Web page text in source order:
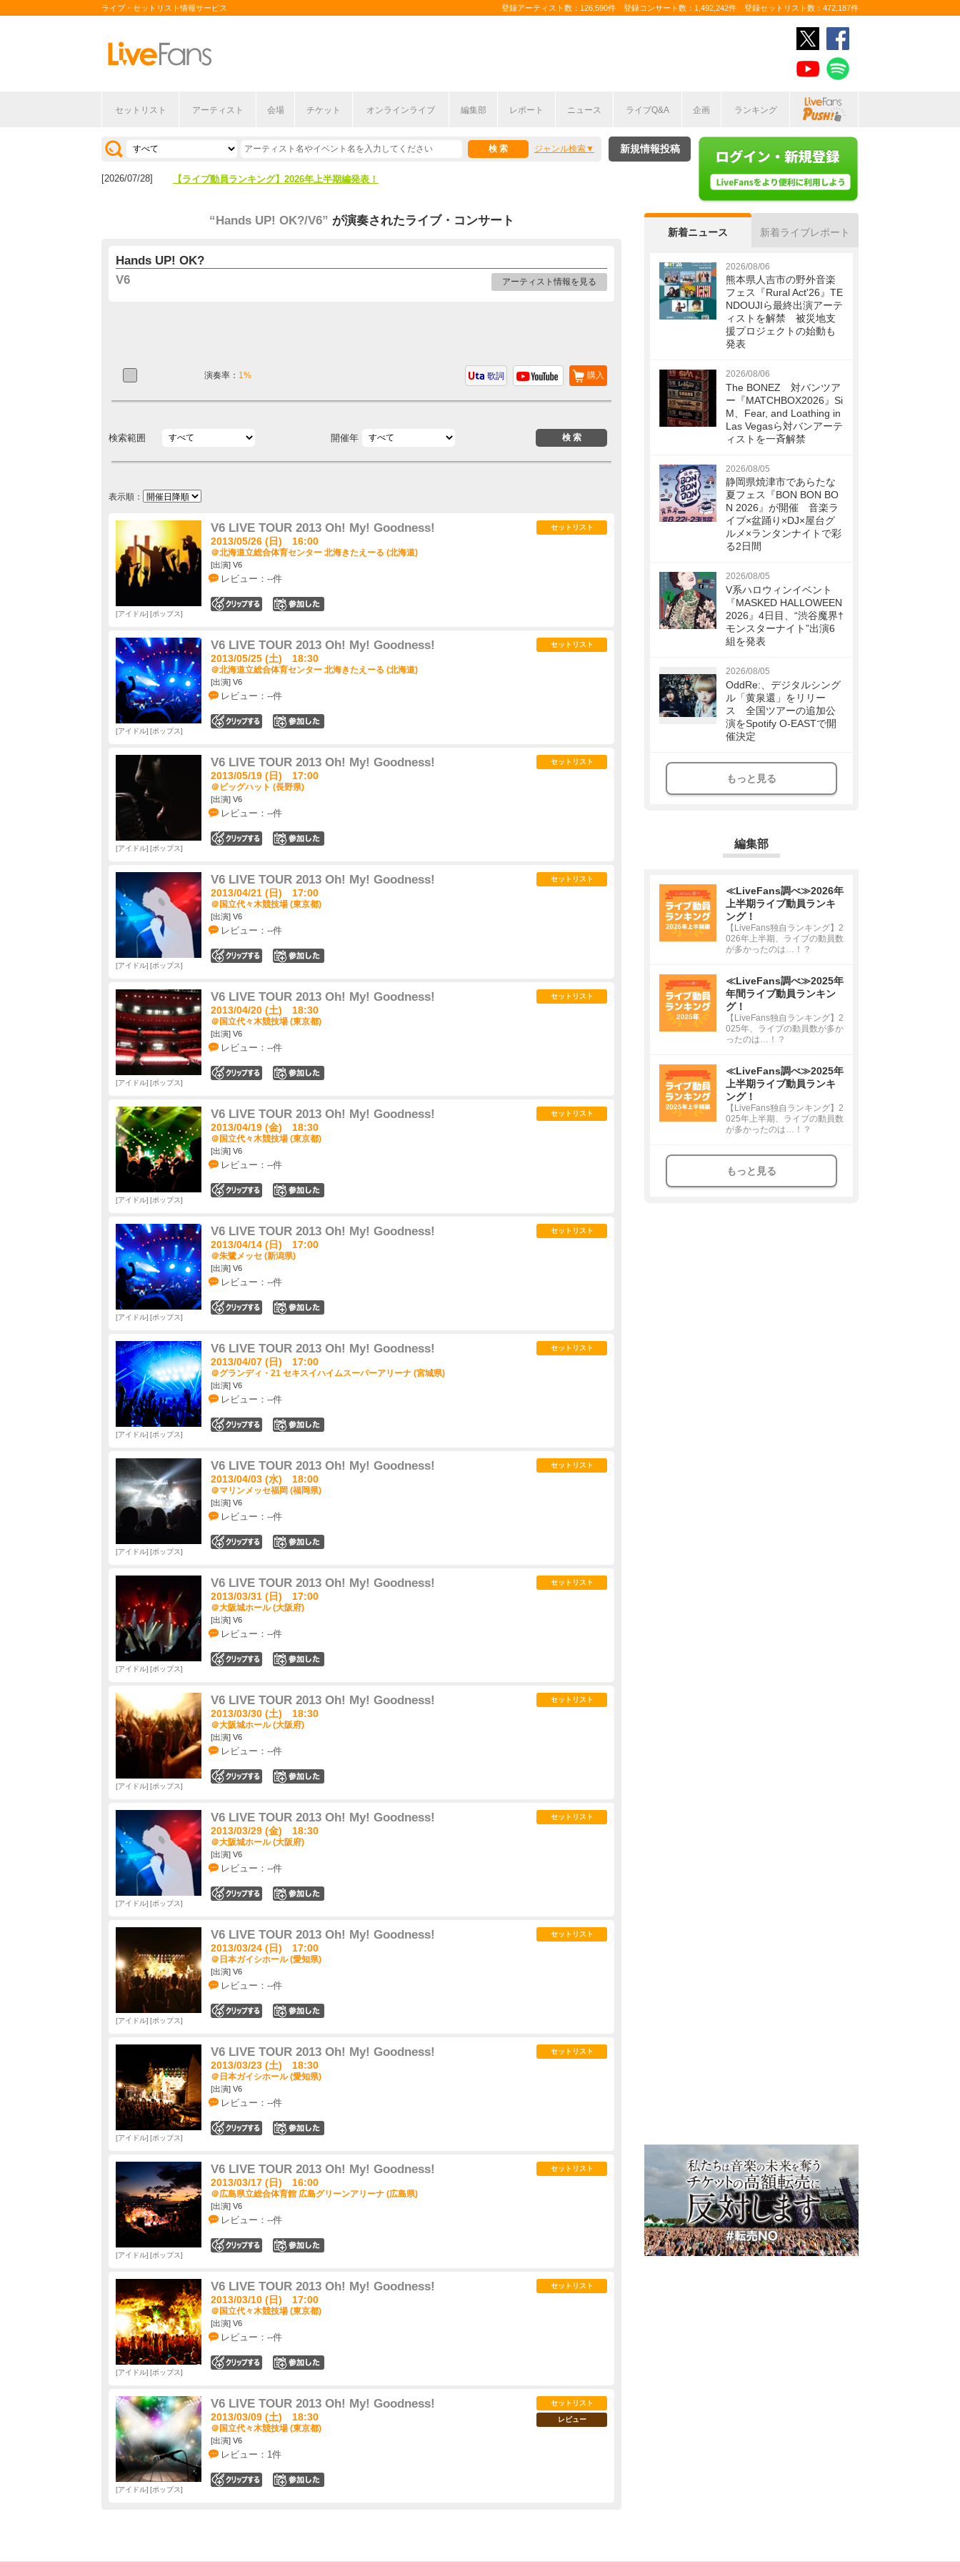
ライブ・セットリスト情報サービス 登録アーティスト数：126,590件 登録コンサート数：1,492,242件 登録セットリスト数：472,187件
セットリスト アーティスト 会場 チケット オンラインライブ 編集部 レポート ニュース ライブQ&A 企画 ランキング
ジャンル検索
[2026/04/27] 【フェス特集2026】フェス情報はここから！
[2026/07/28] 【ライブ動員ランキング】2026年上半期編発表！
新規情報投稿
“Hands UP! OK?/V6” が演奏されたライブ・コンサート
Hands UP! OK?
V6
アーティスト情報を見る
演奏率： 1% 購入
歌詞
検索範囲 開催年
表示順：
V6 LIVE TOUR 2013 Oh! My! Goodness!
2013/05/26 (日) 16:00
＠北海道立総合体育センター 北海きたえーる (北海道)
[出演] V6
レビュー：--件
セットリスト
アイドル ポップス
V6 LIVE TOUR 2013 Oh! My! Goodness!
2013/05/25 (土) 18:30
＠北海道立総合体育センター 北海きたえーる (北海道)
[出演] V6
レビュー：--件
セットリスト
アイドル ポップス
V6 LIVE TOUR 2013 Oh! My! Goodness!
2013/05/19 (日) 17:00
＠ビッグハット (長野県)
[出演] V6
レビュー：--件
セットリスト
アイドル ポップス
V6 LIVE TOUR 2013 Oh! My! Goodness!
2013/04/21 (日) 17:00
＠国立代々木競技場 (東京都)
[出演] V6
レビュー：--件
セットリスト
アイドル ポップス
V6 LIVE TOUR 2013 Oh! My! Goodness!
2013/04/20 (土) 18:30
＠国立代々木競技場 (東京都)
[出演] V6
レビュー：--件
セットリスト
アイドル ポップス
V6 LIVE TOUR 2013 Oh! My! Goodness!
2013/04/19 (金) 18:30
＠国立代々木競技場 (東京都)
[出演] V6
レビュー：--件
セットリスト
アイドル ポップス
V6 LIVE TOUR 2013 Oh! My! Goodness!
2013/04/14 (日) 17:00
＠朱鷺メッセ (新潟県)
[出演] V6
レビュー：--件
セットリスト
アイドル ポップス
V6 LIVE TOUR 2013 Oh! My! Goodness!
2013/04/07 (日) 17:00
＠グランディ・21 セキスイハイムスーパーアリーナ (宮城県)
[出演] V6
レビュー：--件
セットリスト
アイドル ポップス
V6 LIVE TOUR 2013 Oh! My! Goodness!
2013/04/03 (水) 18:00
＠マリンメッセ福岡 (福岡県)
[出演] V6
レビュー：--件
セットリスト
アイドル ポップス
V6 LIVE TOUR 2013 Oh! My! Goodness!
2013/03/31 (日) 17:00
＠大阪城ホール (大阪府)
[出演] V6
レビュー：--件
セットリスト
アイドル ポップス
V6 LIVE TOUR 2013 Oh! My! Goodness!
2013/03/30 (土) 18:30
＠大阪城ホール (大阪府)
[出演] V6
レビュー：--件
セットリスト
アイドル ポップス
V6 LIVE TOUR 2013 Oh! My! Goodness!
2013/03/29 (金) 18:30
＠大阪城ホール (大阪府)
[出演] V6
レビュー：--件
セットリスト
アイドル ポップス
V6 LIVE TOUR 2013 Oh! My! Goodness!
2013/03/24 (日) 17:00
＠日本ガイシホール (愛知県)
[出演] V6
レビュー：--件
セットリスト
アイドル ポップス
V6 LIVE TOUR 2013 Oh! My! Goodness!
2013/03/23 (土) 18:30
＠日本ガイシホール (愛知県)
[出演] V6
レビュー：--件
セットリスト
アイドル ポップス
V6 LIVE TOUR 2013 Oh! My! Goodness!
2013/03/17 (日) 16:00
＠広島県立総合体育館 広島グリーンアリーナ (広島県)
[出演] V6
レビュー：--件
セットリスト
アイドル ポップス
V6 LIVE TOUR 2013 Oh! My! Goodness!
2013/03/10 (日) 17:00
＠国立代々木競技場 (東京都)
[出演] V6
レビュー：--件
セットリスト
アイドル ポップス
V6 LIVE TOUR 2013 Oh! My! Goodness!
2013/03/09 (土) 18:30
＠国立代々木競技場 (東京都)
[出演] V6
レビュー：1件
セットリスト
レビュー
アイドル ポップス
新着ニュース 新着ライブレポート
2026/08/06
熊本県人吉市の野外音楽
フェス『Rural Act'26』TE
NDOUJIら最終出演アーテ
ィストを解禁 被災地支
援プロジェクトの始動も
発表
2026/08/06
The BONEZ 対バンツア
ー『MATCHBOX2026』Si
M、Fear, and Loathing in
Las Vegasら対バンアーテ
ィストを一斉解禁
2026/08/05
静岡県焼津市であらたな
夏フェス『BON BON BO
N 2026』が開催 音楽ラ
イブ×盆踊り×DJ×屋台グ
ルメ×ランタンナイトで彩
る2日間
2026/08/05
V系ハロウィンイベント
『MASKED HALLOWEEN
2026』4日目、“渋谷魔界†
モンスターナイト”出演6
組を発表
2026/08/05
OddRe:、デジタルシング
ル「黄泉還」をリリー
ス 全国ツアーの追加公
演をSpotify O-EASTで開
催決定
もっと見る
編集部
≪LiveFans調べ≫2026年
上半期ライブ動員ランキ
ング！
【LiveFans独自ランキング】2
026年上半期、ライブの動員数
が多かったのは…！？
≪LiveFans調べ≫2025年
年間ライブ動員ランキン
グ！
【LiveFans独自ランキング】2
025年、ライブの動員数が多か
ったのは…！？
≪LiveFans調べ≫2025年
上半期ライブ動員ランキ
ング！
【LiveFans独自ランキング】2
025年上半期、ライブの動員数
が多かったのは…！？
もっと見る